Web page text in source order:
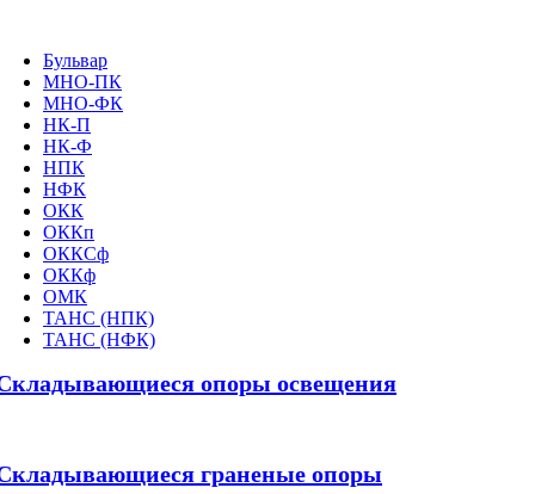
Бульвар
МНО-ПК
МНО-ФК
НК-П
НК-Ф
НПК
НФК
ОКК
ОККп
ОККСф
ОККф
ОМК
ТАНС (НПК)
ТАНС (НФК)
опоры освещения
граненые опоры